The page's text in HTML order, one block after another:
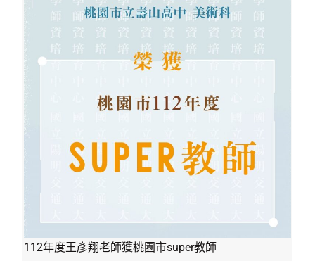
112年度王彥翔老師獲桃園市super教師